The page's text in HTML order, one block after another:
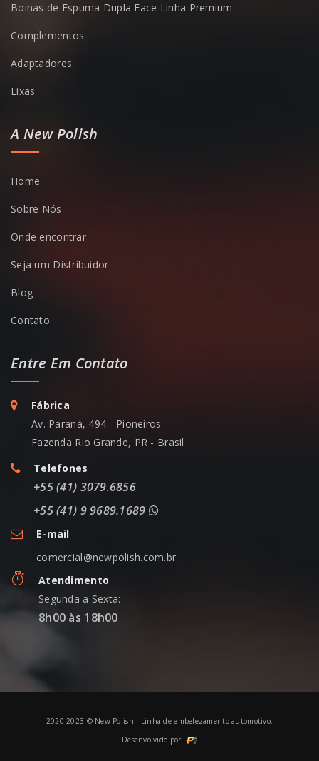
Boinas de Espuma Dupla Face Linha Premium
Complementos
Adaptadores
Lixas
A New Polish
Home
Sobre Nós
Onde encontrar
Seja um Distribuidor
Blog
Contato
Entre Em Contato
Fábrica
Av. Paraná, 494 - Pioneiros
Fazenda Rio Grande, PR - Brasil
Telefones
+55 (41) 3079.6856
+55 (41) 9 9689.1689
E-mail
comercial@newpolish.com.br
Atendimento
Segunda a Sexta:
8h00 às 18h00
2020-2023 © New Polish - Linha de embelezamento automotivo.
Desenvolvido por: